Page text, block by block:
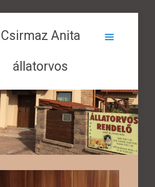
Csirmaz Anita
állatorvos
Mezőkövesd